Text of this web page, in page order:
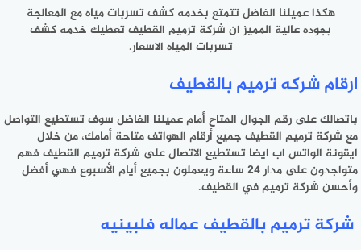
هكذا عميلنا الفاضل تتمتع بخدمه كشف تسربات مياه مع المعالجة
بجوده عالية المميز ان شركة ترميم القطيف تعطيك خدمه كشف
تسربات المياه الاسعار.
ارقام شركه ترميم بالقطيف
باتصالك على رقم الجوال المتاح أمام عميلنا الفاضل سوف تستطيع التواصل
مع شركة ترميم القطيف جميع أرقام الهواتف متاحة أمامك، من خلال
ايقونة الواتس اب ايضا تستطيع الاتصال على شركة ترميم القطيف فهم
متواجدون على مدار 24 ساعة ويعملون بجميع أيام الأسبوع فهي أفضل
وأحسن شركة ترميم في القطيف.
شركة ترميم بالقطيف عماله فلبينيه